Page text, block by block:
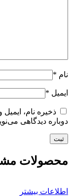
نام *
ایمیل *
ذخیره نام،
دوباره دیدگاهی
محصولات
اطلاعات بیشتر